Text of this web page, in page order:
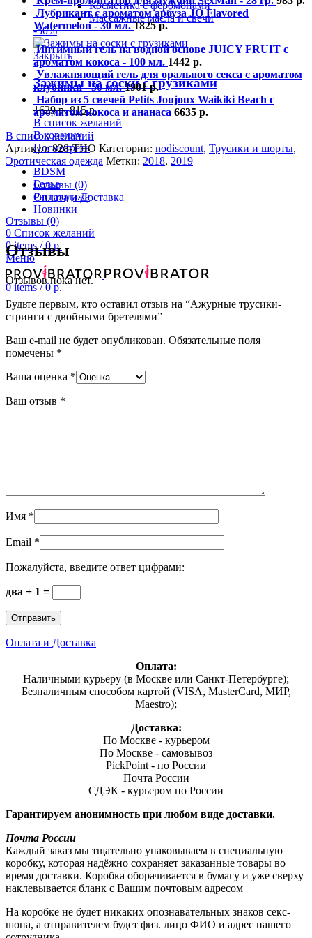
Косметика с феромонами
Массажные масла и свечи
-50%
Закрыть
Зажимы на соски с грузиками
1629р. 815р.
В список желаний
В корзину
Посмотреть
BDSM
Белье
Распродажа
Новинки
0 Список желаний
0items / 0 р.
Меню
0items / 0р.
Лубрикант с ароматом арбуза JO Flavored
Watermelon - 30 мл.1825р.
Интимный гель на водной основе JUICY FRUIT с
ароматом кокоса - 100 мл. 1442 р.
Увлажняющий гель для орального секса с ароматом
клубники - 50 мл.1901р.
Набор из 5 свечей Petits Joujoux Waikiki Beach с
ароматом кокоса и ананаса 6635 р.
В список желаний
Артикул:828-THO Категории: nodiscount, Трусики и шорты,
Эротическая одежда Метки: 2018, 2019
Отзывы (0)
Оплата и Доставка
Отзывы (0)
Отзывы
Отзывов пока нет.
Будьте первым, кто оставил отзыв на “Ажурные трусики-
стринги с двойными бретелями”
Ваш e-mail не будет опубликован. Обязательные поля
помечены *
Ваша оценка *
Ваш отзыв *
Имя *
Email *
Пожалуйста, введите ответ цифрами:
два + 1 =
Оплата и Доставка
Оплата:
Наличными курьеру (в Москве или Санкт-Петербурге);
Безналичным способом картой (VISA, MasterCard, МИР,
Maestro);
Доставка:
По Москве - курьером
По Москве - самовывоз
PickPoint - по России
Почта России
СДЭК - курьером по России
Гарантируем анонимность при любом виде доставки.
Почта России
Каждый заказ мы тщательно упаковываем в специальную
коробку, которая надёжно сохраняет заказанные товары во
время доставки. Коробка оборачивается в бумагу и уже сверху
наклевывается бланк с Вашим почтовым адресом
На коробке не будет никаких опознавательных знаков секс-
шопа, а отправителем будет физ. лицо ФИО и адрес нашего